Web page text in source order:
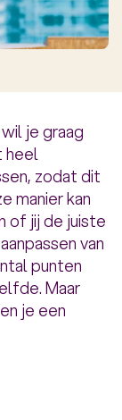
je graag
heel
zodat dit
manier kan
of jij de juiste
van
punten
Maar
je een